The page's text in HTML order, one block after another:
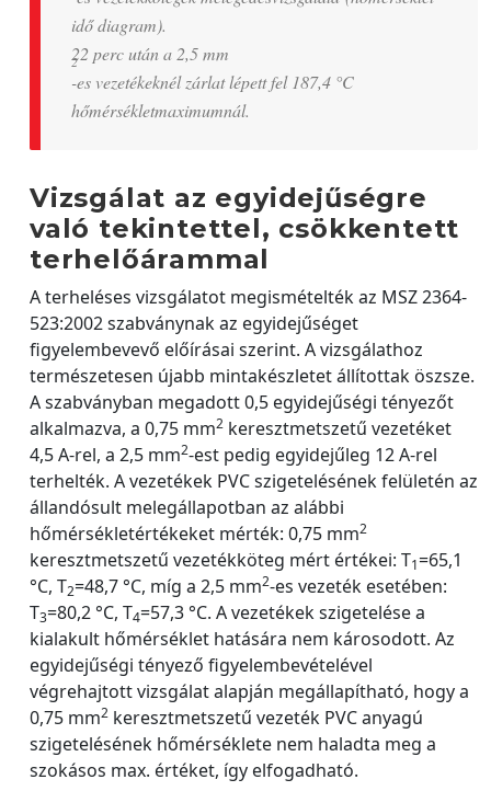
idő diagram).
22 perc után a 2,5 mm
2
-es vezetékeknél zárlat lépett fel 187,4 °C
hőmérsékletmaximumnál.
Vizsgálat az egyidejűségre
való tekintettel, csökkentett
terhelőárammal
A terheléses vizsgálatot megismételték az MSZ 2364-
523:2002 szabványnak az egyidejűséget
figyelembevevő előírásai szerint. A vizsgálathoz
természetesen újabb mintakészletet állítottak öszsze.
A szabványban megadott 0,5 egyidejűségi tényezőt
alkalmazva, a 0,75 mm2 keresztmetszetű vezetéket
4,5 A-rel, a 2,5 mm2-est pedig egyidejűleg 12 A-rel
terhelték. A vezetékek PVC szigetelésének felületén az
állandósult melegállapotban az alábbi
hőmérsékletértékeket mérték: 0,75 mm2
keresztmetszetű vezetékköteg mért értékei: T1=65,1
°C, T2=48,7 °C, míg a 2,5 mm2-es vezeték esetében:
T3=80,2 °C, T4=57,3 °C. A vezetékek szigetelése a
kialakult hőmérséklet hatására nem károsodott. Az
egyidejűségi tényező figyelembevételével
végrehajtott vizsgálat alapján megállapítható, hogy a
0,75 mm2 keresztmetszetű vezeték PVC anyagú
szigetelésének hőmérséklete nem haladta meg a
szokásos max. értéket, így elfogadható.